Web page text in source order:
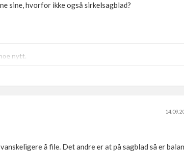
sine, hvorfor ikke også sirkelsagblad?
nytt.
å file. Det andre er at på sagblad så er